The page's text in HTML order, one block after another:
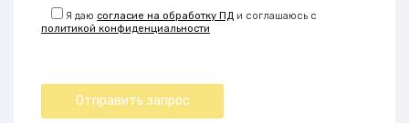
Я даюсогласие на обработку ПД и соглашаюсь с
политикой конфиденциальности